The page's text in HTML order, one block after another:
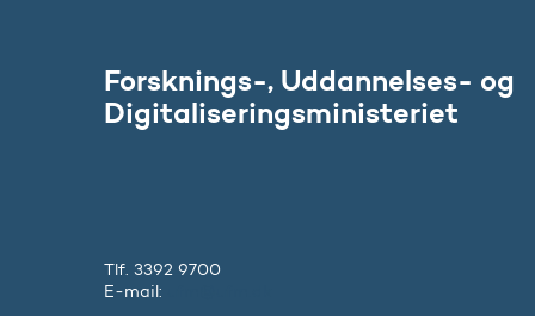
Forsknings-, Uddannelses- og
Digitaliseringsministeriet
Tlf. 3392 9700
E-mail: